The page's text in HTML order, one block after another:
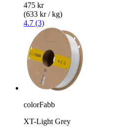
475 kr
(633 kr / kg)
4.7 (3)
colorFabb
XT-Light Grey